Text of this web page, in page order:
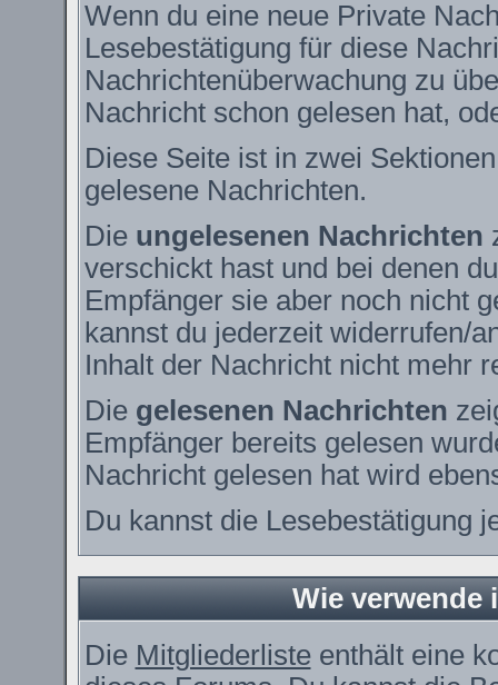
Wenn du eine neue Private
Lesebestätigung für diese
Nachrichtenüberwachung zu
Nachricht schon gelesen hat,
Diese Seite ist in zwei
gelesene Nachrichten.
Die ungelesenen Nachrichten
verschickt hast und bei denen
Empfänger sie aber noch nicht
kannst du jederzeit widerrufen/
Inhalt der Nachricht nicht mehr
Die gelesenen Nachrichten
Empfänger bereits gelesen
Nachricht gelesen hat wird
Du kannst die Lesebestätigung
Wie verwende
Die Mitgliederlisteenthält eine